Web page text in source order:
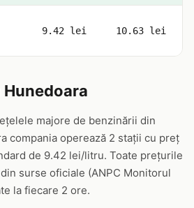
9.42 lei 10.63 lei
Hunedoara
majore de benzinării din
compania operează 2 stații cu preț
de 9.42 lei/litru. Toate prețurile
surse oficiale (ANPC Monitorul
la fiecare 2 ore.